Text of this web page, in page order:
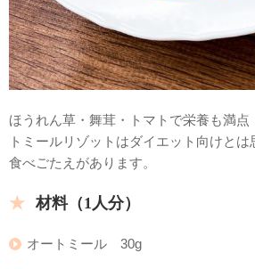
ほうれん草・舞茸・トマトで栄養も満点
トミールリゾットはダイエット向けと
食べごたえがあります。
材料（1人分）
オートミール 30g